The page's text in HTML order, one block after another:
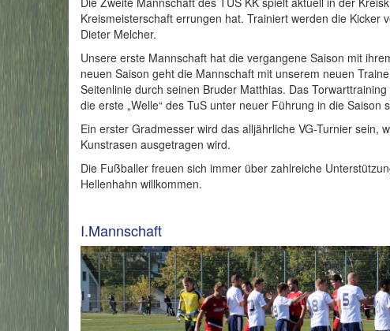
Kreismeisterschaft errungen hat. Trainiert werden die
Dieter Melcher.
Unsere erste Mannschaft hat die vergangene Saison mit
neuen Saison geht die Mannschaft mit unserem neuen
Seitenlinie durch seinen Bruder Matthias. Das
die erste „Welle“ des TuS unter neuer Führung in die Saison
Ein erster Gradmesser wird das alljährliche VG-Turnier sein,
Kunstrasen ausgetragen wird.
Die Fußballer freuen sich immer über zahlreiche
Hellenhahn willkommen.
I.Mannschaft